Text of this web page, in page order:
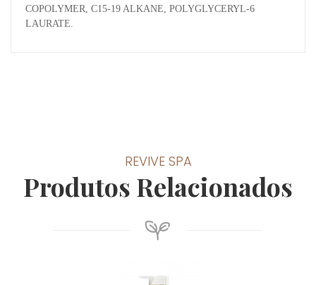
COPOLYMER, C15-19 ALKANE, POLYGLYCERYL-6
LAURATE.
REVIVE SPA
Produtos Relacionados